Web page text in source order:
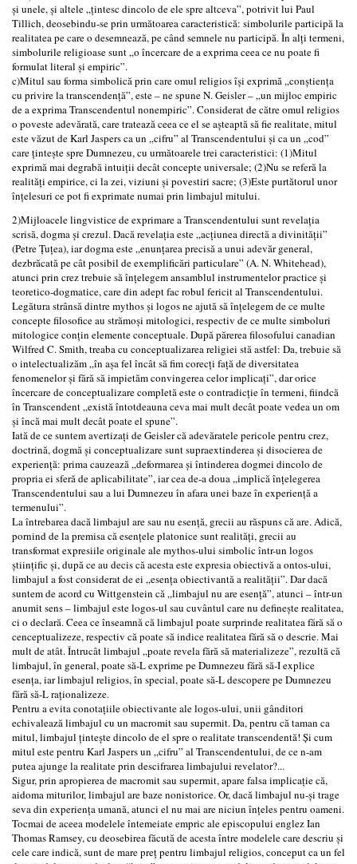
și unele, și altele „țintesc dincolo de ele spre altceva”, potrivit lui Paul
Tillich, deosebindu-se prin următoarea caracteristică: simbolurile participă la
realitatea pe care o desemnează, pe când semnele nu participă. În alți termeni,
simbolurile religioase sunt „o încercare de a exprima ceea ce nu poate fi
formulat literal și empiric”.
c)Mitul sau forma simbolică prin care omul religios își exprimă „conștiența
cu privire la transcendență”, este – ne spune N. Geisler – „un mijloc empiric
de a exprima Transcendentul nonempiric”. Considerat de către omul religios
o poveste adevărată, care tratează ceea ce el se așteaptă să fie realitate, mitul
este văzut de Karl Jaspers ca un „cifru” al Transcendentului și ca un „cod”
care țintește spre Dumnezeu, cu următoarele trei caracteristici: (1)Mitul
exprimă mai degrabă intuiții decât concepte universale; (2)Nu se referă la
realități empirice, ci la zei, viziuni și povestiri sacre; (3)Este purtătorul unor
înțelesuri ce pot fi exprimate numai prin limbajul mitului.
2)Mijloacele lingvistice de exprimare a Transcendentului sunt revelația
scrisă, dogma și crezul. Dacă revelația este „acțiunea directă a divinității”
(Petre Țuțea), iar dogma este „enunțarea precisă a unui adevăr general,
dezbrăcată pe cât posibil de exemplificări particulare” (A. N. Whitehead),
atunci prin crez trebuie să înțelegem ansamblul instrumentelor practice și
teoretico-dogmatice, care din adept fac robul fericit al Transcendentului.
Legătura strânsă dintre mythos și logos ne ajută să înțelegem de ce multe
concepte filosofice au strămoși mitologici, respectiv de ce multe simboluri
mitologice conțin elemente conceptuale. După părerea filosofului canadian
Wilfred C. Smith, treaba cu conceptualizarea religiei stă astfel: Da, trebuie să
o intelectualizăm „în așa fel încât să fim corecți față de diversitatea
fenomenelor și fără să impietăm convingerea celor implicați”, dar orice
încercare de conceptualizare completă este o contradicție în termeni, fiindcă
în Transcendent „există întotdeauna ceva mai mult decât poate vedea un om
și încă mai mult decât poate el spune”.
Iată de ce suntem avertizați de Geisler că adevăratele pericole pentru crez,
doctrină, dogmă și conceptualizare sunt supraextinderea și disocierea de
experiență: prima cauzează „deformarea și întinderea dogmei dincolo de
propria ei sferă de aplicabilitate”, iar cea de-a doua „implică înțelegerea
Transcendentului sau a lui Dumnezeu în afara unei baze în experiență a
termenului”.
La întrebarea dacă limbajul are sau nu esență, grecii au răspuns că are. Adică,
pornind de la premisa că esențele platonice sunt realități, grecii au
transformat expresiile originale ale mythos-ului simbolic într-un logos
științific și, după ce au decis că acesta este expresia obiectivă a ontos-ului,
limbajul a fost considerat de ei „esența obiectivantă a realității”. Dar dacă
suntem de acord cu Wittgenstein că „limbajul nu are esență”, atunci – într-un
anumit sens – limbajul este logos-ul sau cuvântul care nu definește realitatea,
ci o declară. Ceea ce înseamnă că limbajul poate surprinde realitatea fără să o
cenceptualizeze, respectiv că poate să indice realitatea fără să o descrie. Mai
mult de atât. Întrucât limbajul „poate revela fără să materializeze”, rezultă că
limbajul, în general, poate să-L exprime pe Dumnezeu fără să-I explice
esența, iar limbajul religios, în special, poate să-L descopere pe Dumnezeu
fără să-L raționalizeze.
Pentru a evita conotațiile obiectivante ale logos-ului, unii gânditori
echivalează limbajul cu un macromit sau supermit. Da, pentru că taman ca
mitul, limbajul țintește dincolo de el spre o realitate transcendentă! Și cum
mitul este pentru Karl Jaspers un „cifru” al Transcendentului, de ce n-am
putea ajunge la realitate prin descifrarea limbajului revelator?...
Sigur, prin apropierea de macromit sau supermit, apare falsa implicație că,
aidoma miturilor, limbajul are baze nonistorice. Or, dacă limbajul nu-și trage
seva din experiența umană, atunci el nu mai are niciun înțeles pentru oameni.
Tocmai de aceea modelele întemeiate empric ale episcopului englez Ian
Thomas Ramsey, cu deosebirea făcută de acesta între modelele care descriu și
cele care indică, sunt de mare preț pentru limbajul religios, conceput ca un fel